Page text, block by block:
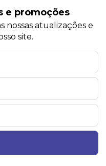
e promoções
nossas atualizações e
site.